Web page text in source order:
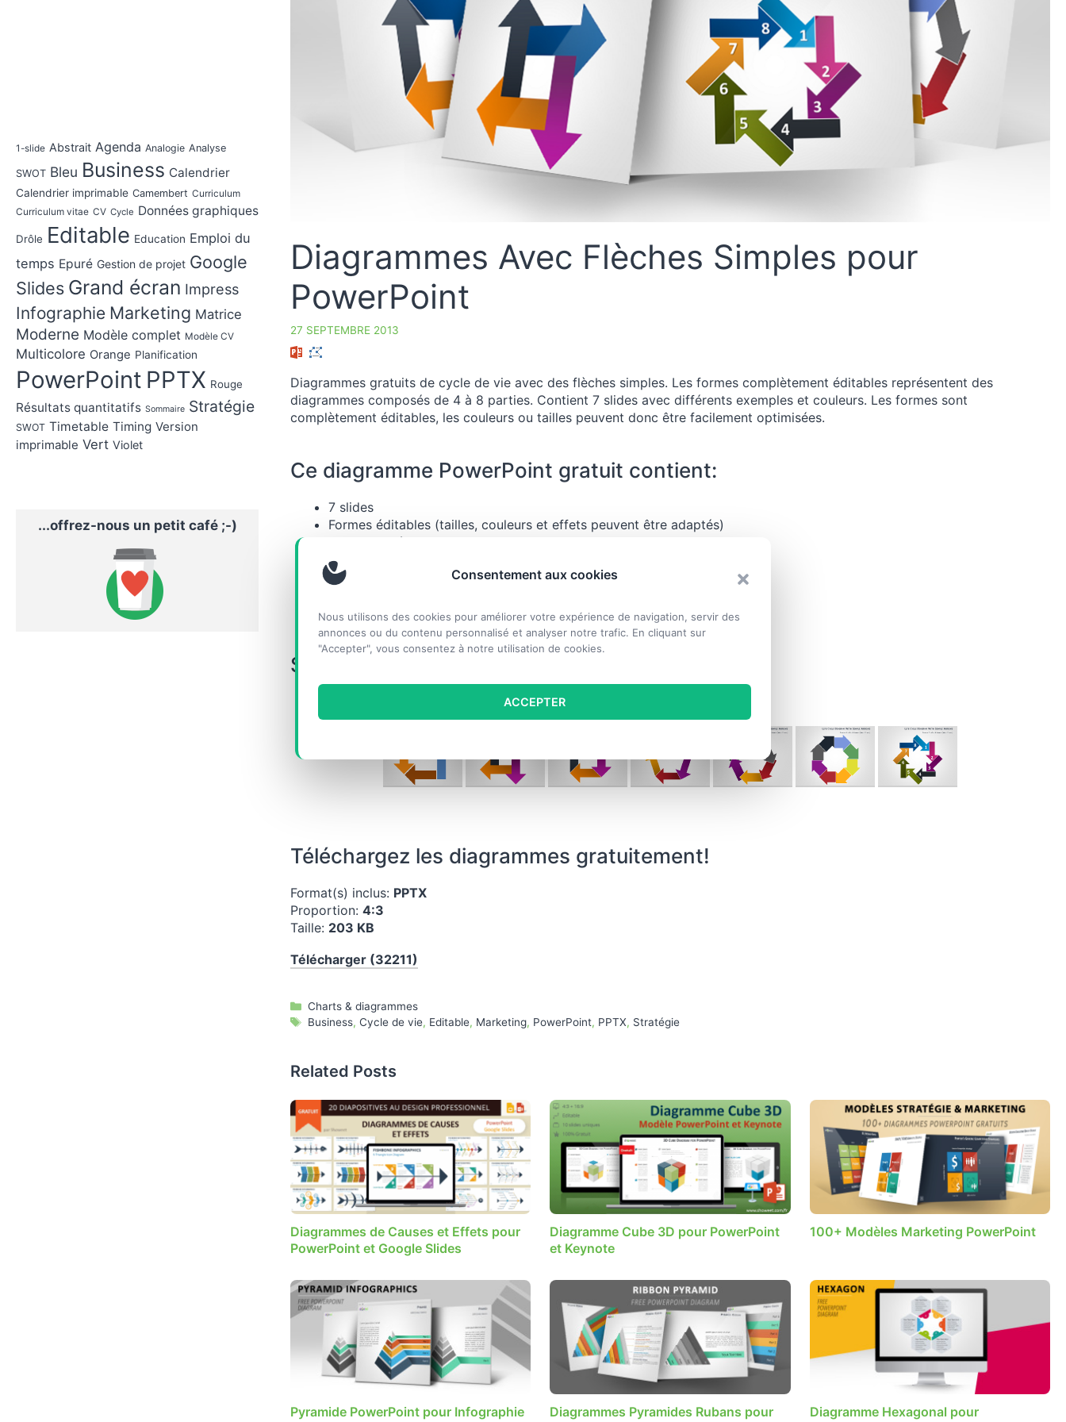
Consentement aux cookies
Nous utilisons des cookies pour améliorer votre expérience de navigation, servir des
annonces ou du contenu personnalisé et analyser notre trafic. En cliquant sur
"Accepter", vous consentez à notre utilisation de cookies.
ACCEPTER
Diagrammes Avec Flèches Simples pour
PowerPoint
27 SEPTEMBRE 2013
Diagrammes gratuits de cycle de vie avec des flèches simples. Les formes complètement éditables représentent des
diagrammes composés de 4 à 8 parties. Contient 7 slides avec différents exemples et couleurs. Les formes sont
complètement éditables, les couleurs ou tailles peuvent donc être facilement optimisées.
Ce diagramme PowerPoint gratuit contient:
7 slides
Formes éditables (tailles, couleurs et effets peuvent être adaptés)
Police utilisée: Calibri
Format disponible: PowerPoint 2007-2013 (.PPTX)
Licence:
Creative Commons Attribution – Pas d’Utilisation Commerciale –
3.0)
Slides incluses:
Téléchargez les diagrammes gratuitement!
Format(s) inclus: PPTX
Proportion: 4:3
Taille: 203 KB
Télécharger (32211)
Catégories
Charts & diagrammes
Étiquettes
Business, Cycle de vie, Editable, Marketing, PowerPoint, PPTX, Stratégie
Related Posts
Diagrammes de Causes et Effets pour
PowerPoint et Google Slides
Diagramme Cube 3D pour PowerPoint
et Keynote
100+ Modèles Marketing PowerPoint
Pyramide PowerPoint pour Infographie
Diagrammes Pyramides Rubans pour
Diagramme Hexagonal pour
1-slide Abstrait Agenda Analogie Analyse
SWOT Bleu Business Calendrier
Calendrier imprimable Camembert Curriculum
Curriculum vitae CV Cycle Données graphiques
Drôle Editable Education Emploi du
temps Epuré Gestion de projet Google
Slides Grand écran Impress
Infographie Marketing Matrice
Moderne Modèle complet Modèle CV
Multicolore Orange Planification
PowerPoint PPTX Rouge
Résultats quantitatifs Sommaire Stratégie
SWOT Timetable Timing Version
imprimable Vert Violet
...offrez-nous un petit café ;-)